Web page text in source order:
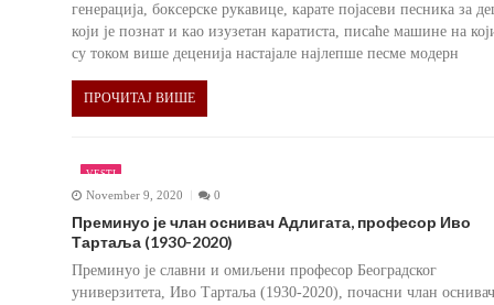
генерација, боксерске рукавице, карате појасеви песника за
који је познат и као изузетан каратиста, писаће машине на
су током више деценија настајале најлепше песме модерн
ПРОЧИТАЈ ВИШЕ
VESTI
November 9, 2020 0
Преминуо је члан оснивач Адлигата, професор Иво
Тартаља (1930-2020)
Преминуо је славни и омиљени професор Београдског
универзитета, Иво Тартаља (1930-2020), почасни члан оснивач